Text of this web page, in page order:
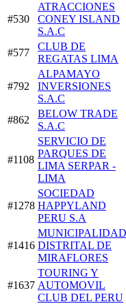
#530
ATRACCIONES
CONEY ISLAND
S.A.C
#577
CLUB DE
REGATAS LIMA
#792
ALPAMAYO
INVERSIONES
S.A.C
#862
BELOW TRADE
S.A.C
#1108
SERVICIO DE
PARQUES DE
LIMA SERPAR -
LIMA
#1278
SOCIEDAD
HAPPYLAND
PERU S.A
#1416
MUNICIPALIDAD
DISTRITAL DE
MIRAFLORES
#1637
TOURING Y
AUTOMOVIL
CLUB DEL PERU